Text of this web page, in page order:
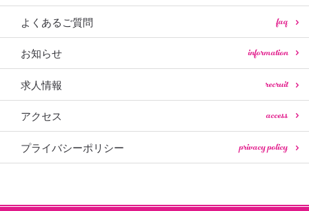
よくあるご質問 faq
お知らせ information
求人情報 recruit
アクセス access
プライバシーポリシー privacy policy